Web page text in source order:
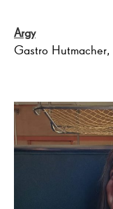
Argy
Gastro Hutmacher,